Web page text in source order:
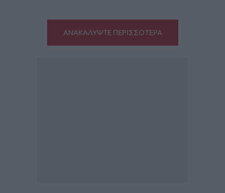
ΑΝΑΚΑΛΥΨΤΕ ΠΕΡΙΣΣΟΤΕΡΑ